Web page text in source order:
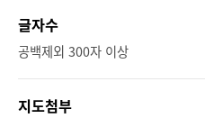
글자수
공백제외 300자 이상
지도첨부